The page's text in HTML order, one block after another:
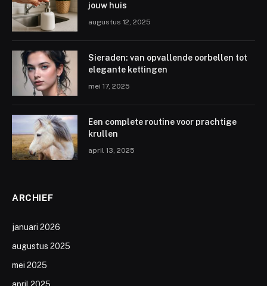
jouw huis
augustus 12, 2025
Sieraden: van opvallende oorbellen tot
elegante kettingen
mei 17, 2025
Een complete routine voor prachtige
krullen
april 13, 2025
ARCHIEF
januari 2026
augustus 2025
mei 2025